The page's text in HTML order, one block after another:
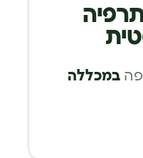
במכללה